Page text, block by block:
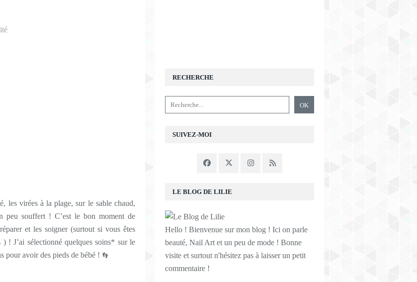
les virées à la plage, sur le sable chaud,
souffert ! C’est le bon moment de
et les soigner (surtout si vous êtes
) ! J’ai sélectionné quelques soins* sur le
pour avoir des pieds de bébé ! 👣
SUIVEZ-MOI
RECHERCHE
LE BLOG DE LILIE
Hello ! Bienvenue sur mon blog ! Ici on parle
beauté, Nail Art et un peu de mode ! Bonne
visite et surtout n'hésitez pas à laisser un petit
commentaire !